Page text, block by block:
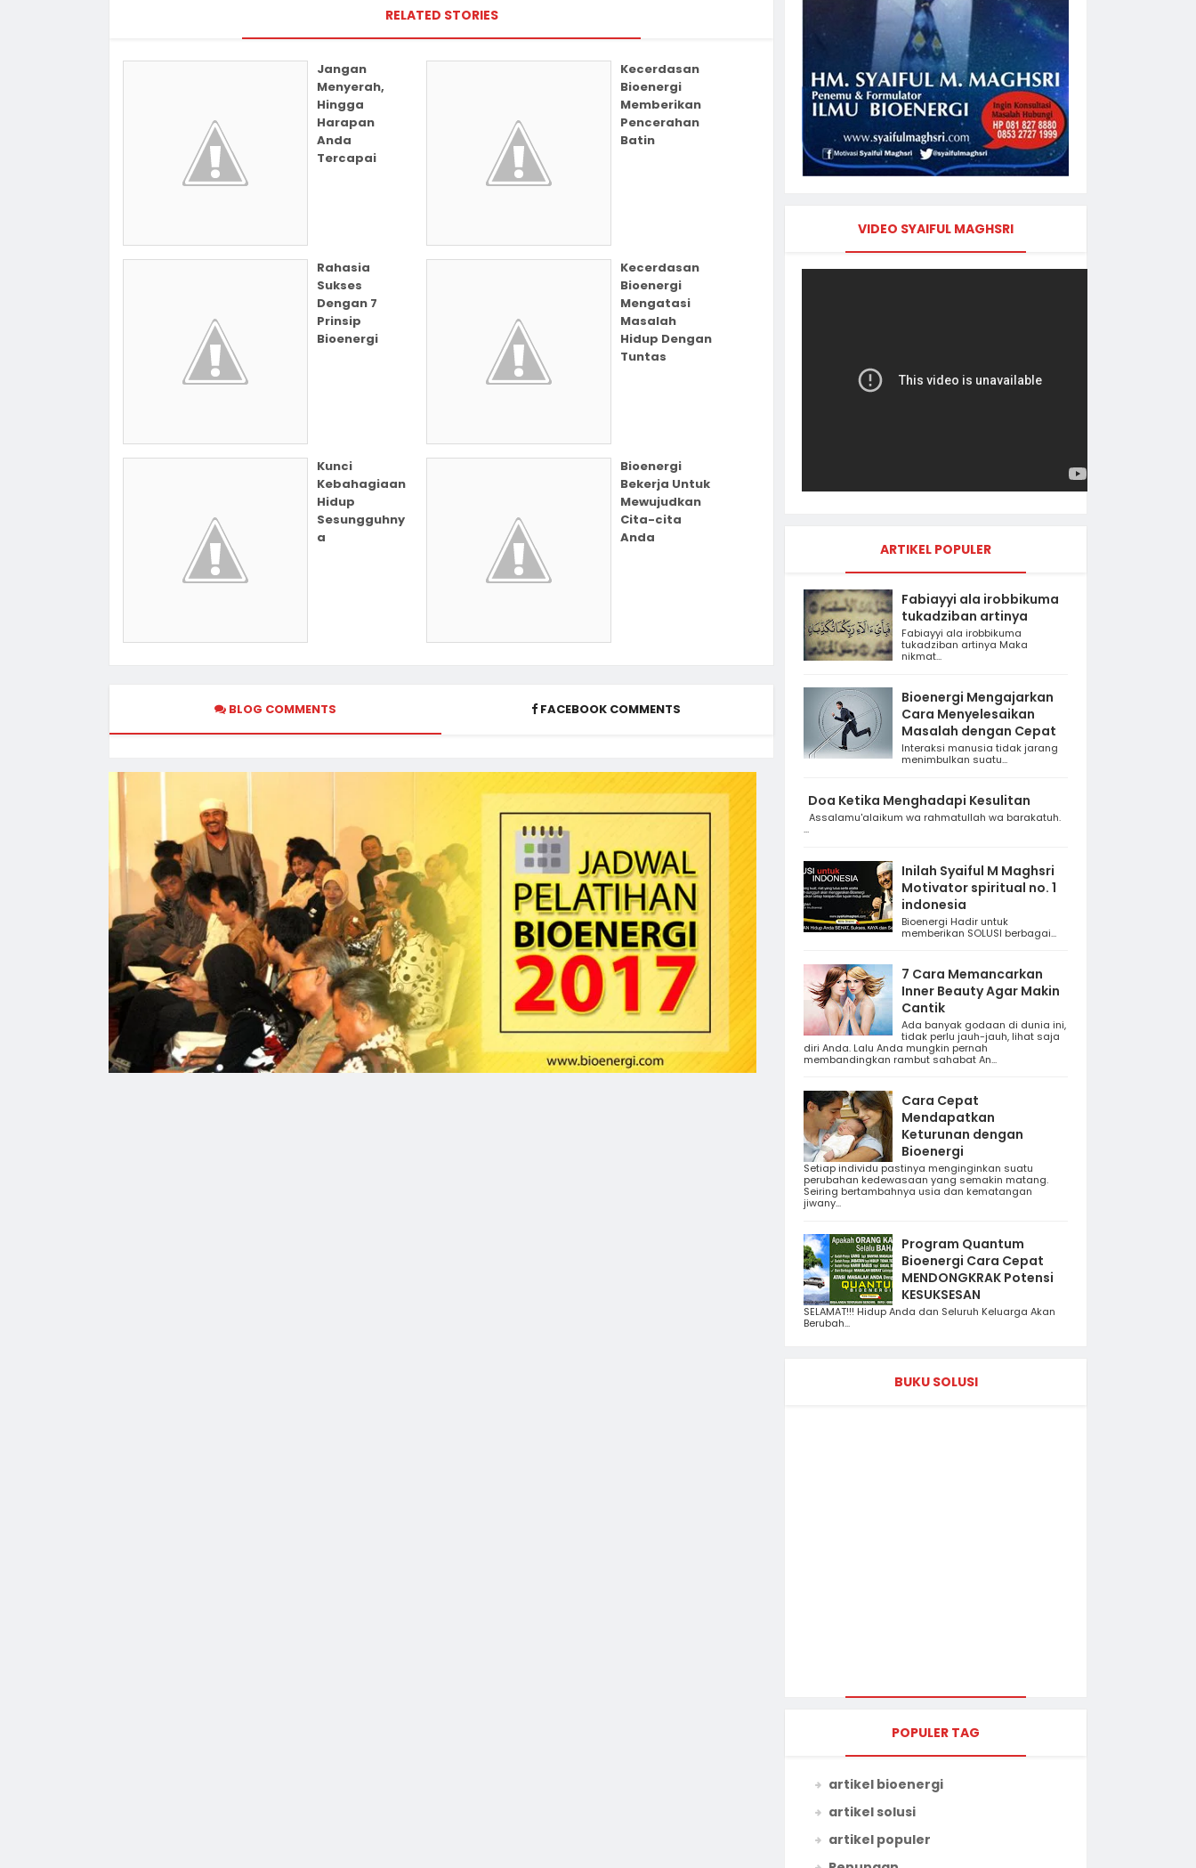
RELATED STORIES
Jangan
Menyerah,
Hingga
Harapan
Anda
Tercapai
Kecerdasan
Bioenergi
Memberikan
Pencerahan
Batin
Rahasia
Sukses
Dengan 7
Prinsip
Bioenergi
Kecerdasan
Bioenergi
Mengatasi
Masalah
Hidup Dengan
Tuntas
Kunci
Kebahagiaan
Hidup
Sesungguhny
a
Bioenergi
Bekerja Untuk
Mewujudkan
Cita-cita
Anda
BLOG COMMENTS FACEBOOK COMMENTS
VIDEO SYAIFUL MAGHSRI
ARTIKEL POPULER
Fabiayyi ala irobbikuma
tukadziban artinya
Fabiayyi ala irobbikuma
tukadziban artinya Maka
nikmat...
Bioenergi Mengajarkan
Cara Menyelesaikan
Masalah dengan Cepat
Interaksi manusia tidak jarang
menimbulkan suatu...
Doa Ketika Menghadapi Kesulitan
Assalamu'alaikum wa rahmatullah wa barakatuh.
...
Inilah Syaiful M Maghsri
Motivator spiritual no. 1
indonesia
Bioenergi Hadir untuk
memberikan SOLUSI berbagai...
7 Cara Memancarkan
Inner Beauty Agar Makin
Cantik
Ada banyak godaan di dunia ini,
tidak perlu jauh-jauh, lihat saja
diri Anda. Lalu Anda mungkin pernah
membandingkan rambut sahabat An...
Cara Cepat
Mendapatkan
Keturunan dengan
Bioenergi
Setiap individu pastinya menginginkan suatu
perubahan kedewasaan yang semakin matang.
Seiring bertambahnya usia dan kematangan
jiwany...
Program Quantum
Bioenergi Cara Cepat
MENDONGKRAK Potensi
KESUKSESAN
SELAMAT!!! Hidup Anda dan Seluruh Keluarga Akan
Berubah...
BUKU SOLUSI
POPULER TAG
artikel bioenergi
artikel solusi
artikel populer